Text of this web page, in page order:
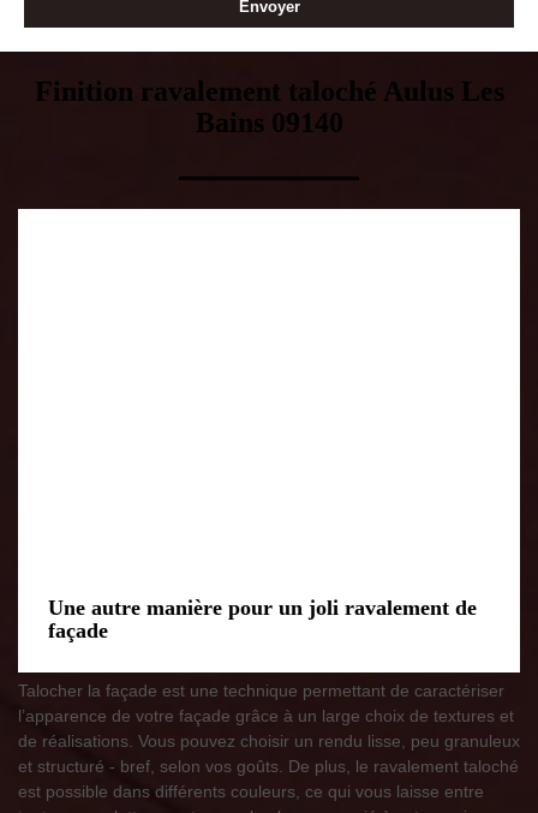
Finition ravalement taloché Aulus Les
Bains 09140
Une autre manière pour un joli ravalement de
façade
Talocher la façade est une technique permettant de caractériser
l’apparence de votre façade grâce à un large choix de textures et
de réalisations. Vous pouvez choisir un rendu lisse, peu granuleux
et structuré - bref, selon vos goûts. De plus, le ravalement taloché
est possible dans différents couleurs, ce qui vous laisse entre